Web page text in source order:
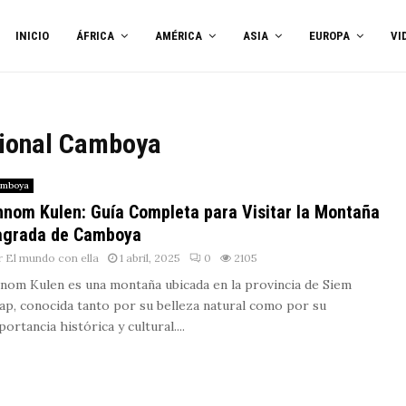
INICIO ÁFRICA AMÉRICA ASIA EUROPA
Camboya
Kulen: Guía Completa para Visitar la Montaña
de Camboya
El mundo con ella 1 abril, 2025 0 2105
Kulen es una montaña ubicada en la provincia de Siem
conocida tanto por su belleza natural como por su
histórica y cultural....